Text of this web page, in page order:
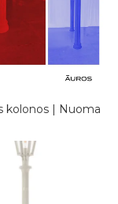
kolonos | Nuoma